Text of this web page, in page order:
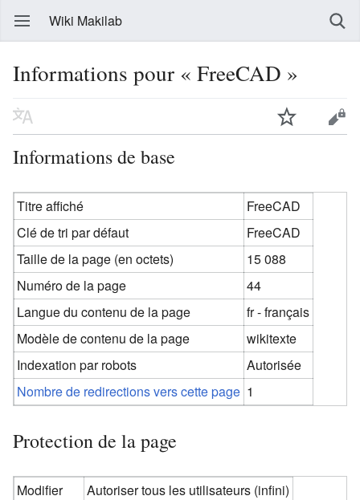
Wiki Makilab
Informations pour « FreeCAD »
Informations de base
Titre affiché
FreeCAD
Clé de tri par défaut
FreeCAD
Taille de la page (en octets)
15 088
Numéro de la page
44
Langue du contenu de la page
fr - français
Modèle de contenu de la page
wikitexte
Indexation par robots
Autorisée
Nombre de redirections vers cette page 1
Protection de la page
Modifier
Autoriser tous les utilisateurs (infini)